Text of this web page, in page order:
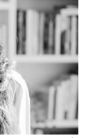
de pôles
s’agisse
ou
islamique
et il n'est pas envisageable d'avoir une autorité internationale qui supervise les contenus. Cependant, la coopération entre les États peut faciliter le développement de programmes appropriés. Cette approche a été fructueuse dans certains pays et devrait être poursuivie à l'avenir. Cela implique de favoriser les échanges entre historiens, d'organiser des conférences entre historiens israéliens et palestiniens, avec la participation d'autres nationalités. Un véritable Erasmus des enseignants d'histoire du Moyen-Orient et d'Europe pourrait jouer un rôle considérable, car c'est par le biais des enseignants que nous pouvons avoir un impact sur les élèves et les générations futures. L'accent doit également être mis sur les manuels scolaires, qui relèvent de la compétence des États et qui pourraient faire l'objet d'efforts collaboratifs entre Européens et Palestiniens pour obtenir des résultats éducatifs positifs pour les enfants, en mettant l'accent sur l'éducation plutôt que sur l'endoctrinement. Yasmina Asrarguis : Quelles devraient-être, selon vous, les priorités géopolitiques d’un agenda européen visant à stabiliser le Moyen-Orient ? Jean-Michel Blanquer : À court terme, garantir la sécurité d'Israël et protéger la population civile à Gaza est crucial. Il est important de reconnaître que le Hamas porte la responsabilité principale d'avoir déclenché la guerre et de mettre en danger la population civile. Malgré cela, nous devons maintenir notre attention sur des mesures humanitaires concrètes pour évacuer les populations civiles. Cela devrait impliquer des contributions accrues des pays arabes voisins et toutes les actions qui peuvent prévenir des morts civiles. Ce sont des enjeux essentiels à court terme. Pour l'avenir, il faudra concentrer les efforts pour contenir les risques d'extension par le biais de la diplomatie et de diverses formes de dissuasion à long terme. Bien que ce soit un sujet vaste, il est impératif d'aborder le Moyen-Orient et son avenir avec créativité. Les débats actuels tournent souvent autour d'une vision défensive des valeurs démocratiques, républicaines et libérales. La mentalité prédominante vise à limiter les dégâts face à la force et au pouvoir des idéologies autoritaires et radicales. Les démocraties libérales, qu'il s'agisse d'États individuels ou de forces démocratiques au niveau mondial, doivent changer d’approche intellectuelle et stratégique, passant de la simple limitation des dégâts à devenir des forces proactives. Il est crucial de renouveler l'idéal démocratique souhaitable pour tous, dans le monde entier, et particulièrement au Moyen-Orient. En termes pratiques, il faut des idées et des propositi